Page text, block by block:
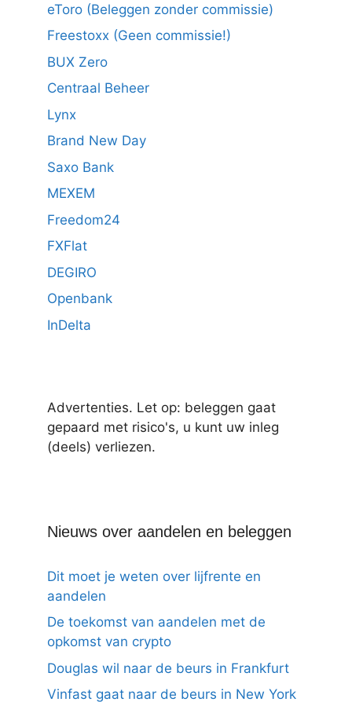
eToro (Beleggen zonder commissie)
Freestoxx (Geen commissie!)
BUX Zero
Centraal Beheer
Lynx
Brand New Day
Saxo Bank
MEXEM
Freedom24
FXFlat
DEGIRO
Openbank
InDelta
Advertenties. Let op: beleggen gaat
gepaard met risico's, u kunt uw inleg
(deels) verliezen.
Nieuws over aandelen en beleggen
Dit moet je weten over lijfrente en
aandelen
De toekomst van aandelen met de
opkomst van crypto
Douglas wil naar de beurs in Frankfurt
Vinfast gaat naar de beurs in New York